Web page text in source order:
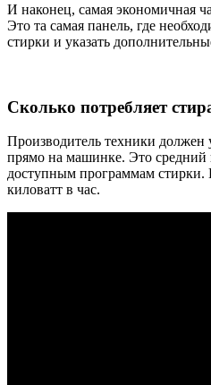
И наконец, самая экономичная
Это та самая панель, где
стирки и указать
Сколько потребляет
Производитель техники должен
прямо на машинке. Это средний
доступным программам стирки.
киловатт в час.